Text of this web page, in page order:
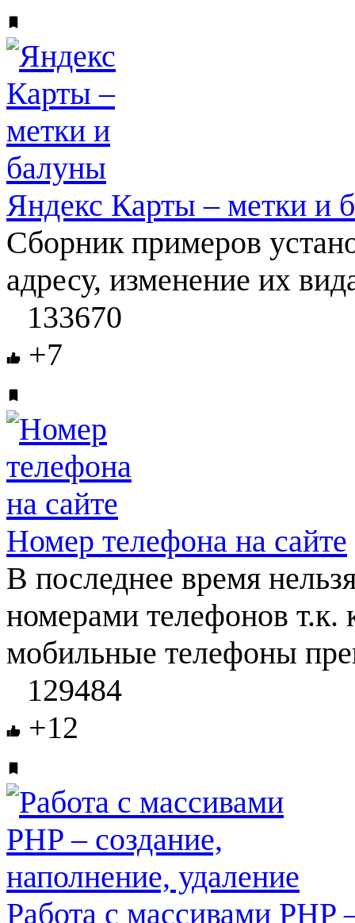
Яндекс Карты – метки и
Сборник примеров
адресу, изменение их
133670
+7
Номер телефона на сайте
В последнее время
номерами телефонов т.к.
мобильные телефоны
129484
+12
Работа с массивами PHP